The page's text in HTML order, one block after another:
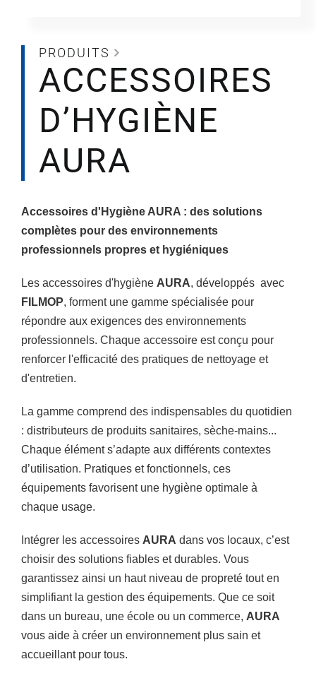
PRODUITS
ACCESSOIRES
D’HYGIÈNE
AURA
Accessoires d'Hygiène AURA : des solutions
complètes pour des environnements
professionnels propres et hygiéniques
Les accessoires d'hygiène AURA, développés avec
FILMOP, forment une gamme spécialisée pour
répondre aux exigences des environnements
professionnels. Chaque accessoire est conçu pour
renforcer l'efficacité des pratiques de nettoyage et
d'entretien.
La gamme comprend des indispensables du quotidien
: distributeurs de produits sanitaires, sèche-mains...
Chaque élément s’adapte aux différents contextes
d’utilisation. Pratiques et fonctionnels, ces
équipements favorisent une hygiène optimale à
chaque usage.
Intégrer les accessoires AURA dans vos locaux, c’est
choisir des solutions fiables et durables. Vous
garantissez ainsi un haut niveau de propreté tout en
simplifiant la gestion des équipements. Que ce soit
dans un bureau, une école ou un commerce, AURA
vous aide à créer un environnement plus sain et
accueillant pour tous.